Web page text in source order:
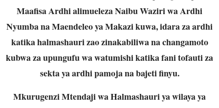
Maafisa Ardhi alimueleza Naibu Waziri wa Ardhi
Nyumba na Maendeleo ya Makazi kuwa, idara za ardhi
katika halmashauri zao zinakabiliwa na changamoto
kubwa za upungufu wa watumishi katika fani tofauti za
sekta ya ardhi pamoja na bajeti finyu.
Mkurugenzi Mtendaji wa Halmashauri ya wilaya ya